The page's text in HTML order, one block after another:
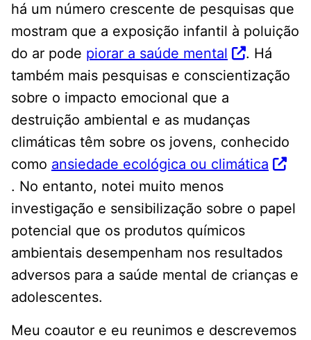
há um número crescente de pesquisas que
mostram que a exposição infantil à poluição
do ar pode piorar a saúde mental
. Há
também mais pesquisas e conscientização
sobre o impacto emocional que a
destruição ambiental e as mudanças
climáticas têm sobre os jovens, conhecido
como ansiedade ecológica ou climática
. No entanto, notei muito menos
investigação e sensibilização sobre o papel
potencial que os produtos químicos
ambientais desempenham nos resultados
adversos para a saúde mental de crianças e
adolescentes.
Meu coautor e eu reunimos e descrevemos